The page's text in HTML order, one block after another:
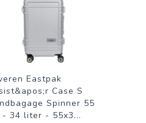
Eastpak
Case S
Spinner 55
- 34 liter - 55x3...